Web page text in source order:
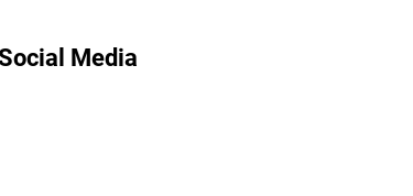
Media